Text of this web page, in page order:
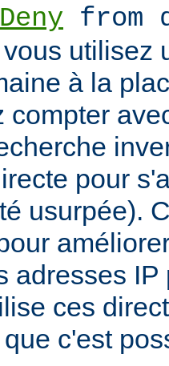
Deny from
utilisez
à la
compter
pour
usurpée).
adresses
ces
c'est